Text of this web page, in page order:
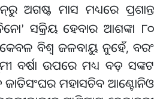
ରୁ ଅଗଷ୍ଟ ମାସ ମଧ୍ୟରେ ପ୍ରଶାନ୍ତ
’ ସକ୍ରିୟ ହେବାର ଆଶଙ୍କା ୮୦
ବିଶ୍ୱ ଜଳବାୟୁ ନୁହେଁ, ବରଂ
ବର୍ଷା ଉପରେ ମଧ୍ୟ ବଡ଼ ସଙ୍କଟ
ଜାତିସଂଘର ମହାସଚିବ ଆଣ୍ଟୋନିଓ